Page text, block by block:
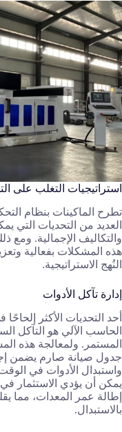
استراتيجيات التغلب على
تطرح الماكينات بنظام
العديد من التحديات التي
والتكاليف الإجمالية.
هذه المشكلات بفعالية
النُهج الاستراتيجية.
إدارة تآكل الأدوات
أحد التحديات الأكثر
الحاسب الآلي هو التآكل
المستمر. ولمعالجة هذه
جدول صيانة صارم يضمن
واستبدال الأدوات في
يمكن أن يؤدي الاستثمار
إطالة عمر المعدات، مما
بالاستبدال.